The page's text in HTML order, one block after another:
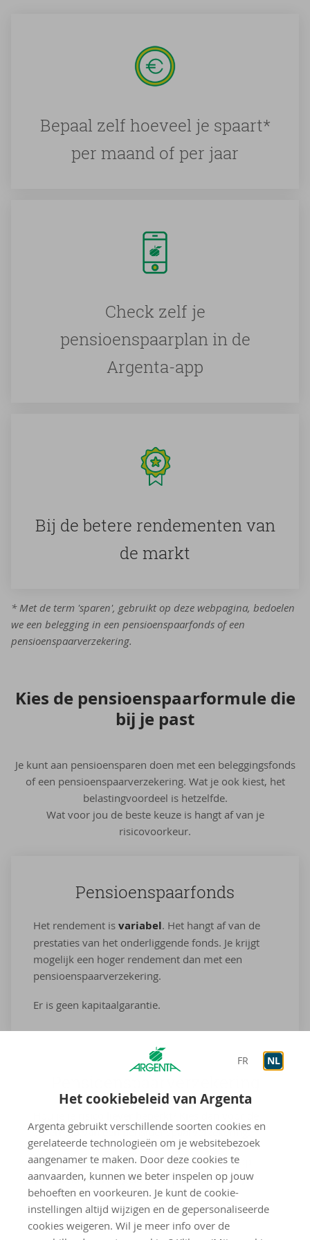
FR NL
Het cookiebeleid van Argenta
Argenta gebruikt verschillende soorten cookies en
gerelateerde technologieën om je websitebezoek
aangenamer te maken. Door deze cookies te
aanvaarden, kunnen we beter inspelen op jouw
behoeften en voorkeuren. Je kunt de cookie-
instellingen altijd wijzigen en de gepersonaliseerde
cookies weigeren. Wil je meer info over de
Bepaal zelf hoeveel je spaart*
per maand of per jaar
Check zelf je
pensioenspaarplan in de
Argenta-app
Bij de be­te­re ren­de­men­ten van
de markt
* Met de term 'sparen', gebruikt op deze webpagina, bedoelen
we een belegging in een pensioenspaarfonds of een
pensioenspaarverzekering.
Kies de pen­si­oens­paar­for­mu­le die
bij je past
Je kunt aan pensioensparen doen met een beleggingsfonds
of een pensioenspaarverzekering. Wat je ook kiest, het
belastingvoordeel is hetzelfde.
Wat voor jou de beste keuze is hangt af van je
risicovoorkeur.
Pen­si­oens­paar­fonds
Het rendement is variabel. Het hangt af van de
prestaties van het onderliggende fonds. Je krijgt
mogelijk een hoger rendement dan met een
pensioenspaarverzekering.
Er is geen kapitaalgarantie.
zekerheid van een pensioenspaarverzekering.
Je krijgt eenvast rendementen weet dus op
voorhand hoeveel geld er bij je pensioen in je
spaarpot zit.
Je kapitaal is beschermd.